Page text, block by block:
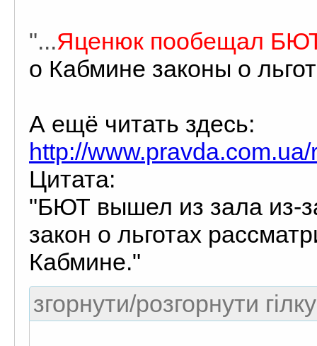
"...Яценюк пообещал
о Кабмине законы о
А ещё читать здесь:
http://
Цитата:
"БЮТ вышел из зала из-
закон о льготах
Кабмине."
згорнути/розгорнути